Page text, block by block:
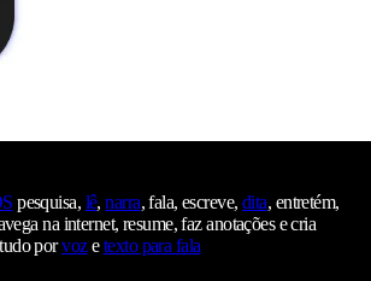
pesquisa, lê,narra, fala, escreve,dita, entretém,
na internet, resume, faz anotações e cria
porvozetexto para fala